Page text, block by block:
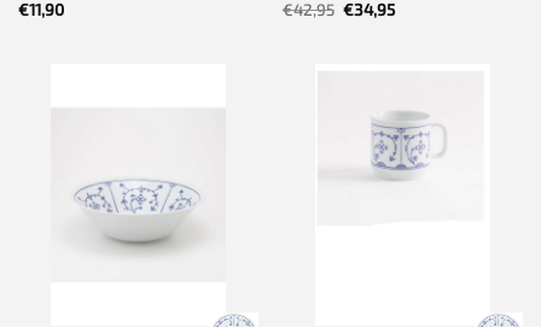
€11,90 €42,95 Oorspronkelijke
prijs
€34,95Huidige